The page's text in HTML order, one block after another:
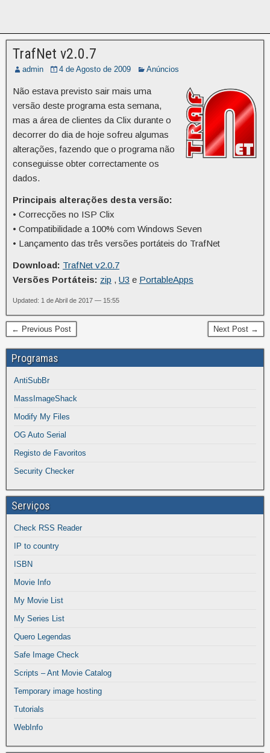
TrafNet v2.0.7
admin 4 de Agosto de 2009 Anúncios
Não estava previsto sair mais uma
versão deste programa esta semana,
mas a área de clientes da Clix durante o
decorrer do dia de hoje sofreu algumas
alterações, fazendo que o programa não
conseguisse obter correctamente os
dados.
Principais alterações desta versão:
• Correcções no ISP Clix
• Compatibilidade a 100% com Windows Seven
• Lançamento das três versões portáteis do TrafNet
Download: TrafNet v2.0.7
Versões Portáteis: zip , U3 e PortableApps
Updated: 1 de Abril de 2017 — 15:55
← Previous Post Next Post →
Programas
AntiSubBr
MassImageShack
Modify My Files
OG Auto Serial
Registo de Favoritos
Security Checker
Serviços
Check RSS Reader
IP to country
ISBN
Movie Info
My Movie List
My Series List
Quero Legendas
Safe Image Check
Scripts – Ant Movie Catalog
Temporary image hosting
Tutorials
WebInfo